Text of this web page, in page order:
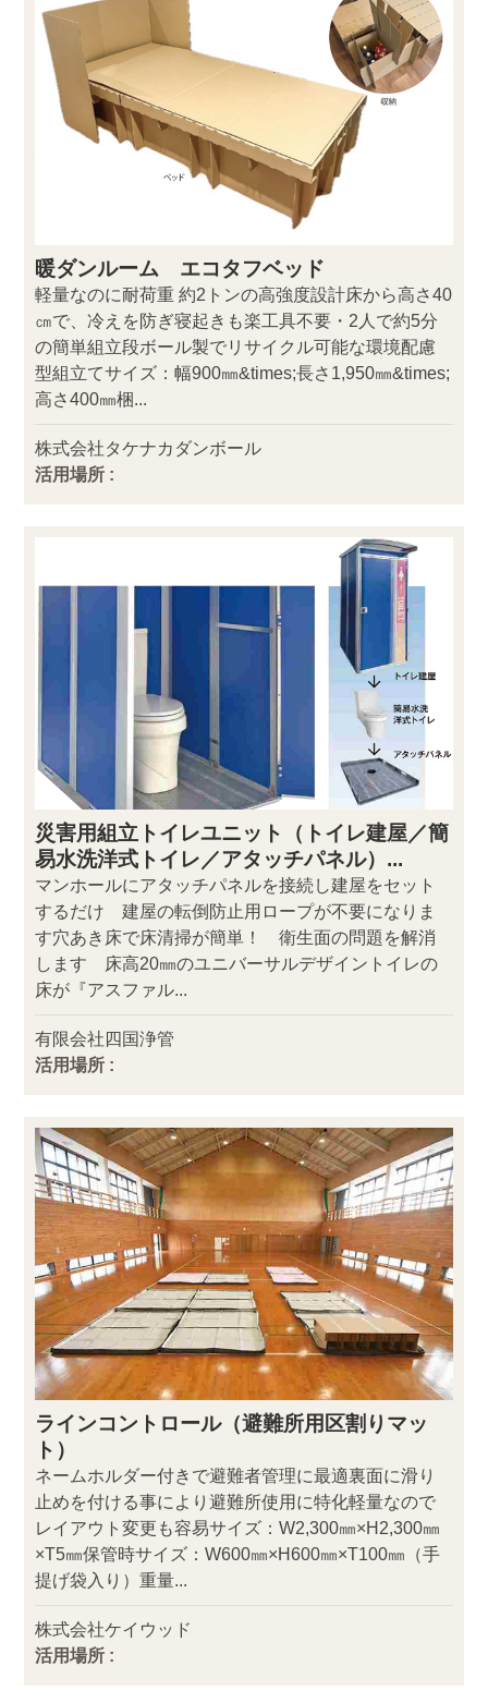
暖ダンルーム エコタフベッド
軽量なのに耐荷重 約2トンの高強度設計床から高さ40
㎝で、冷えを防ぎ寝起きも楽工具不要・2人で約5分
の簡単組立段ボール製でリサイクル可能な環境配慮
型組立てサイズ：幅900㎜&times;長さ1,950㎜&times;
高さ400㎜梱...
株式会社タケナカダンボール
活用場所 :
災害用組立トイレユニット（トイレ建屋／簡
易水洗洋式トイレ／アタッチパネル）...
マンホールにアタッチパネルを接続し建屋をセット
するだけ 建屋の転倒防止用ロープが不要になりま
す穴あき床で床清掃が簡単！ 衛生面の問題を解消
します 床高20㎜のユニバーサルデザイントイレの
床が『アスファル...
有限会社四国浄管
活用場所 :
ラインコントロール（避難所用区割りマッ
ト）
ネームホルダー付きで避難者管理に最適裏面に滑り
止めを付ける事により避難所使用に特化軽量なので
レイアウト変更も容易サイズ：W2,300㎜×H2,300㎜
×T5㎜保管時サイズ：W600㎜×H600㎜×T100㎜（手
提げ袋入り）重量...
株式会社ケイウッド
活用場所 :